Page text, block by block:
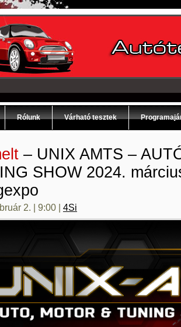
Rólunk Várható tesztek
– UNIX AMTS –
SHOW 2024.
2. | 9:00 | 4Si